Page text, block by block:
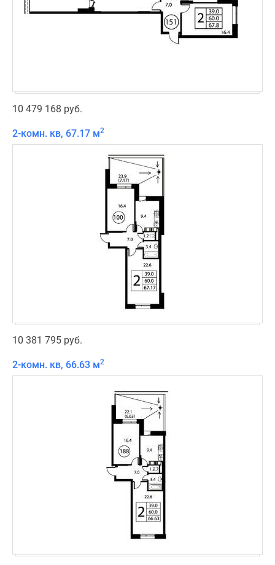
10 479 168 руб.
2-комн. кв, 67.17 м2
10 381 795 руб.
2-комн. кв, 66.63 м2